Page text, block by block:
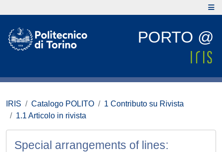
PORTO @
IRIS Catalogo POLITO
1 Contributo su Rivista
1.1 Articolo in rivista
Special arrangements of lines: